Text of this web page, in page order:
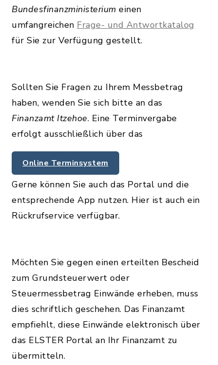
Bundesfinanzministerium einen
umfangreichen Frage- und Antwortkatalog
für Sie zur Verfügung gestellt.
Sollten Sie Fragen zu Ihrem Messbetrag
haben, wenden Sie sich bitte an das
Finanzamt Itzehoe. Eine Terminvergabe
erfolgt ausschließlich über das
Online Terminsystem
Gerne können Sie auch das Portal und die
entsprechende App nutzen. Hier ist auch ein
Rückrufservice verfügbar.
Möchten Sie gegen einen erteilten Bescheid
zum Grundsteuerwert oder
Steuermessbetrag Einwände erheben, muss
dies schriftlich geschehen. Das Finanzamt
empfiehlt, diese Einwände elektronisch über
das ELSTER Portal an Ihr Finanzamt zu
übermitteln.